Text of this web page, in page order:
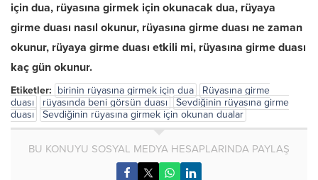
için dua, rüyasına girmek için okunacak dua, rüyaya
girme duası nasıl okunur, rüyasına girme duası ne zaman
okunur, rüyaya girme duası etkili mi, rüyasına girme duası
kaç gün okunur.
Etiketler: birinin rüyasına girmek için dua
Rüyasına girme
duası
rüyasında beni görsün duası
Sevdiğinin rüyasına girme
duası
Sevdiğinin rüyasına girmek için okunan dualar
BU KONUYU SOSYAL MEDYA HESAPLARINDA PAYLAŞ